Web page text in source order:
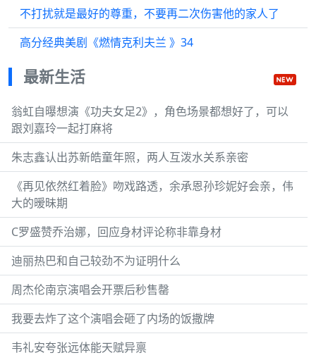
不打扰就是最好的尊重，不要再二次伤害他的家人了
高分经典美剧《燃情克利夫兰 》34
最新生活
翁虹自曝想演《功夫女足2》，角色场景都想好了，可以
跟刘嘉玲一起打麻将
朱志鑫认出苏新皓童年照，两人互泼水关系亲密
《再见依然红着脸》吻戏路透，余承恩孙珍妮好会亲，伟
大的暧昧期
C罗盛赞乔治娜，回应身材评论称非靠身材
迪丽热巴和自己较劲不为证明什么
周杰伦南京演唱会开票后秒售罄
我要去炸了这个演唱会砸了内场的饭撒牌
韦礼安夸张远体能天赋异禀